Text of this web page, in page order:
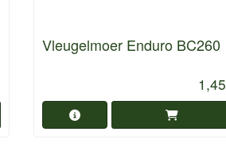
Vleugelmoer Enduro BC260
1,45